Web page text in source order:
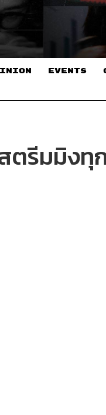
EVENTS
รีมมิงทุก